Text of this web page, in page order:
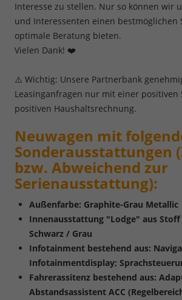
Interesse zu stellen. Nur so können wir
und Interessenten einen bestmöglichen
optimale Beratung bieten.
Vielen Dank! ❤️
⚠️ Wichtig: Unsere Partnerbank
Leasinganfragen nur mit einer positiven
positiven Haushaltsrechnung.
Neuwagen mit
Sonderausstattungen
bzw. Abweichend zur
Serienausstattung):
Außenfarbe: Graphite-Grau Metallic
Innenausstattung "Lodge" aus
Schwarz / Grau
Infotainment bestehend aus:
Infotainmentdisplay;
Fahrerassitenz bestehend aus:
Abstandsassistent ACC